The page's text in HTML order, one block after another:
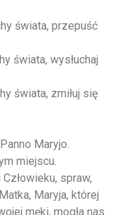
świata, przepuść
świata, wysłuchaj
świata, zmiłuj się
Maryjo.
miejscu.
spraw,
Maryja, której
męki, mogła nas